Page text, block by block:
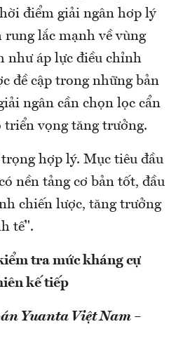
điểm giải ngân hơp lý
lắc mạnh về vùng
như áp lực điều chỉnh
đề cập trong những bản
ngân cần chọn lọc cẩn
triển vọng tăng trưởng.
hợp lý. Mục tiêu đầu
nền tảng cơ bản tốt, đầu
chiến lược, tăng trưởng
tế".
tra mức kháng cự
kế tiếp
Yuanta Việt Nam –